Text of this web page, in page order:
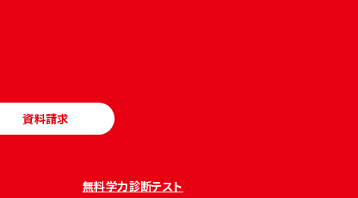
資料請求
無料学力診断テスト